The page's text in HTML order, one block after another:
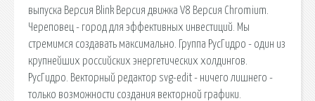
выпуска Версия Blink Версия движка V8 Версия Chromium.
Череповец - город для эффективных инвестиций. Мы
стремимся создавать максимально. Группа РусГидро - один из
крупнейших российских энергетических холдингов.
РусГидро. Векторный редактор svg-edit - ничего лишнего -
только возможности создания векторной графики.